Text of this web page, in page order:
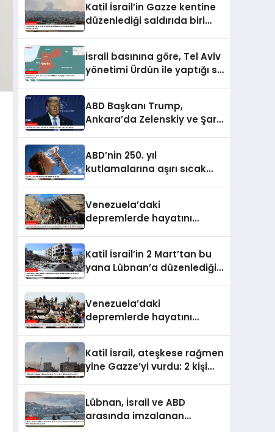
yükseldi
Katil İsrail’in Gazze kentine
düzenlediği saldırıda biri
İsrail basınına göre, Tel Aviv
yönetimi Ürdün ile yaptığı su
ABD Başkanı Trump,
Ankara’da Zelenskiy ve Şara
ABD’nin 250. yıl
kutlamalarına aşırı sıcak
Venezuela’daki
depremlerde hayatını
Katil İsrail’in 2 Mart’tan bu
yana Lübnan’a düzenlediği
Venezuela’daki
depremlerde hayatını
Katil İsrail, ateşkese rağmen
yine Gazze’yi vurdu: 2 kişi
Lübnan, İsrail ve ABD
arasında imzalanan